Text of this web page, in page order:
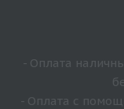
- Оплата
- Оплата с